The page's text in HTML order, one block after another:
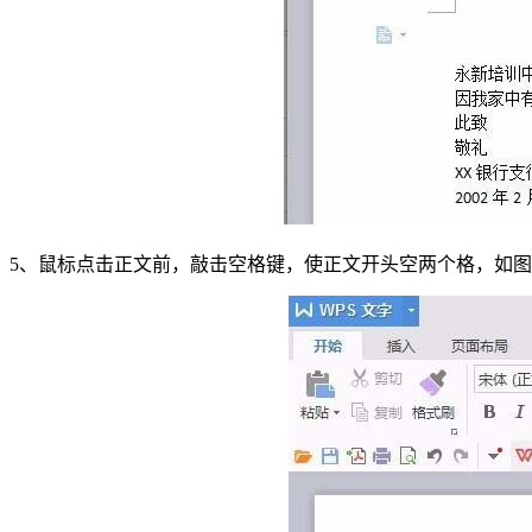
5、鼠标点击正文前，敲击空格键，使正文开头空两个格，如